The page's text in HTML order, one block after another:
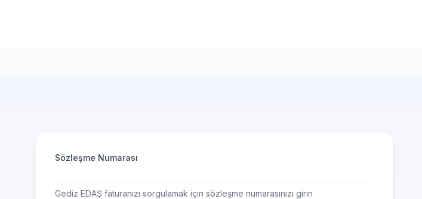
Sözleşme Numarası
Gediz EDAŞ faturanızı sorgulamak için sözleşme numarasınızı girin